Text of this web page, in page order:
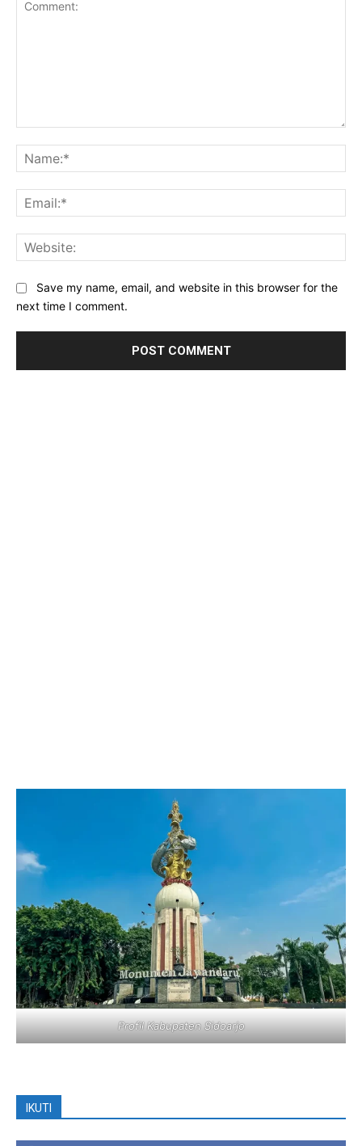
Save my name, email, and website in this browser for the
next time I comment.
Profil Kabupaten Sidoarjo
IKUTI